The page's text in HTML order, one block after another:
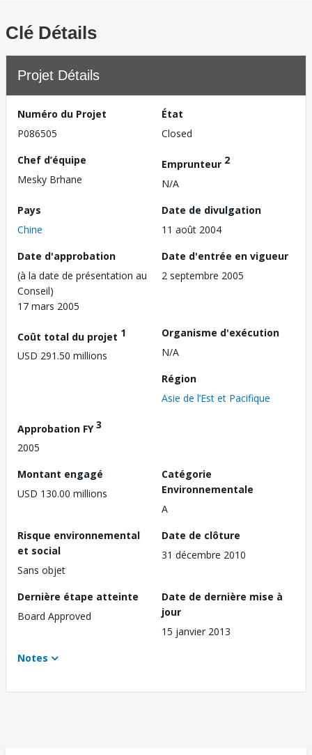
Clé Détails
Projet Détails
Numéro du Projet
P086505
État
Closed
Chef d’équipe
Mesky Brhane
Emprunteur 2
N/A
Pays
Chine
Date de divulgation
11 août 2004
Date d'approbation
(à la date de présentation au
Conseil)
17 mars 2005
Date d'entrée en vigueur
2 septembre 2005
Coût total du projet 1
USD 291.50 millions
Organisme d'exécution
N/A
Région
Asie de l’Est et Pacifique
Approbation FY3
2005
Montant engagé
USD 130.00 millions
Catégorie
Environnementale
A
Risque environnemental
et social
Sans objet
Date de clôture
31 décembre 2010
Dernière étape atteinte
Board Approved
Date de dernière mise à
jour
15 janvier 2013
Notes